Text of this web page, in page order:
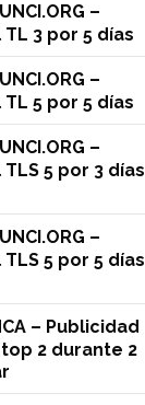
–
3 por 5 días
–
5 por 5 días
–
5 por 3 días
–
5 por 5 días
– Publicidad
top 2 durante 2